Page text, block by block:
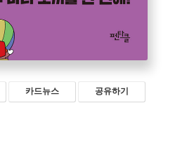
카드뉴스 공유하기